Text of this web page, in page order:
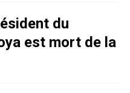
du
est mort de la